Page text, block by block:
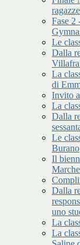
Fase 2
Le
Dalla
La
di
Invito
La
Dalla
Le
Burano
Il
Dalla
uno
La
La